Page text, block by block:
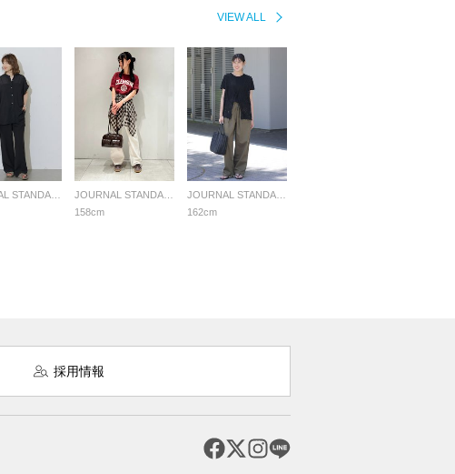
VIEW ALL
158cm
162cm
採用情報